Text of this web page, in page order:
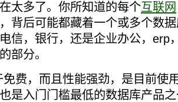
太多了。你所知道的每个互联网
背后可能都藏着一个或多个数
信，银行，还是企业办公，erp
部分。
免费，而且性能强劲，是目前使
是入门门槛最低的数据库产品